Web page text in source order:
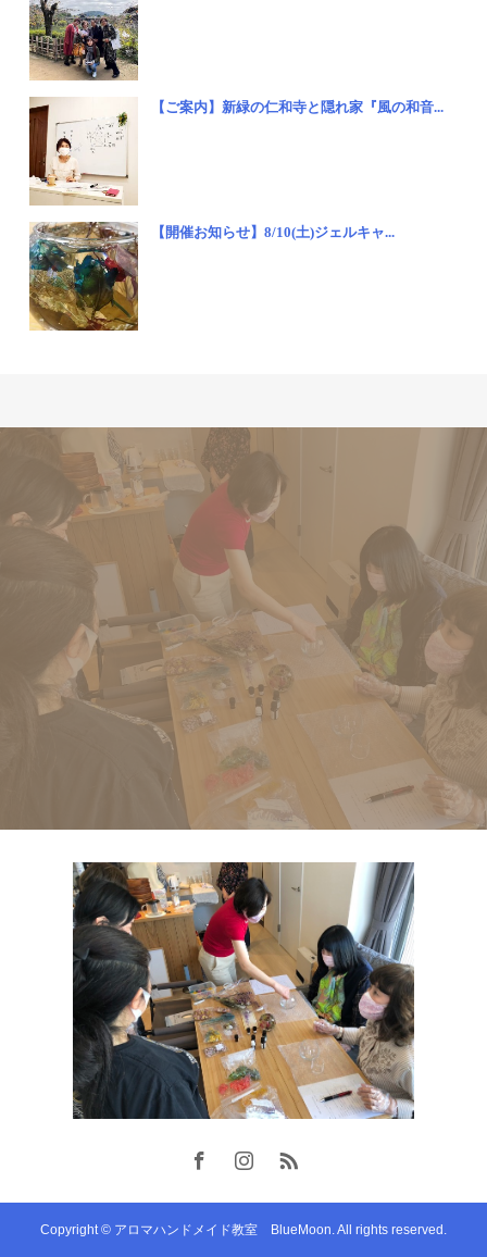
【ご案内】新緑の仁和寺と隠れ家『風の和音...
【開催お知らせ】8/10(土)ジェルキャ...
Copyright © アロマハンドメイド教室 BlueMoon. All rights reserved.